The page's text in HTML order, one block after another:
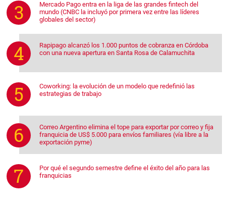
Mercado Pago entra en la liga de las grandes fintech del
mundo (CNBC la incluyó por primera vez entre las líderes
globales del sector)
Rapipago alcanzó los 1.000 puntos de cobranza en Córdoba
con una nueva apertura en Santa Rosa de Calamuchita
Coworking: la evolución de un modelo que redefinió las
estrategias de trabajo
Correo Argentino elimina el tope para exportar por correo y fija
franquicia de US$ 5.000 para envíos familiares (vía libre a la
exportación pyme)
Por qué el segundo semestre define el éxito del año para las
franquicias